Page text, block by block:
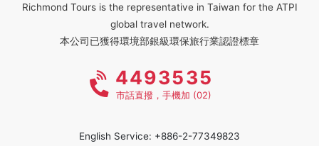
Richmond Tours is the representative in Taiwan for the ATPI
global travel network.
本公司已獲得環境部銀級環保旅行業認證標章
4493535
市話直撥，手機加 (02)
English Service: +886-2-77349823